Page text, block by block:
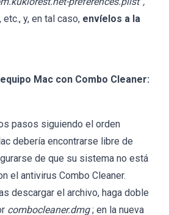
, etc., y, en tal caso, envíelos a la
Mac con Combo Cleaner:
pasos siguiendo el orden
debería encontrarse libre de
de que su sistema no está
el antivirus Combo Cleaner.
descargar el archivo, haga doble
combocleaner.dmg ; en la nueva